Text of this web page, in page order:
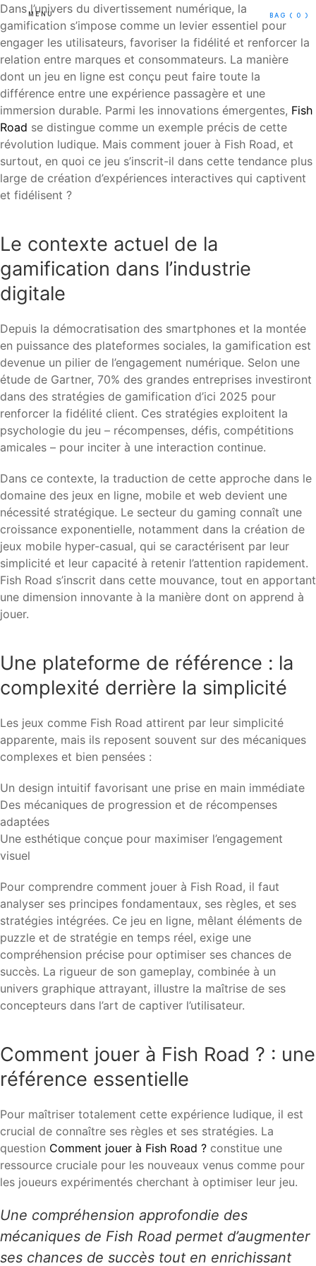
MENU BAG ( 0 )
Dans l’univers du divertissement numérique, la
gamification s’impose comme un levier essentiel pour
engager les utilisateurs, favoriser la fidélité et renforcer la
relation entre marques et consommateurs. La manière
dont un jeu en ligne est conçu peut faire toute la
différence entre une expérience passagère et une
immersion durable. Parmi les innovations émergentes, Fish
Road se distingue comme un exemple précis de cette
révolution ludique. Mais comment jouer à Fish Road, et
surtout, en quoi ce jeu s’inscrit-il dans cette tendance plus
large de création d’expériences interactives qui captivent
et fidélisent ?
Le contexte actuel de la
gamification dans l’industrie
digitale
Depuis la démocratisation des smartphones et la montée
en puissance des plateformes sociales, la gamification est
devenue un pilier de l’engagement numérique. Selon une
étude de Gartner, 70% des grandes entreprises investiront
dans des stratégies de gamification d’ici 2025 pour
renforcer la fidélité client. Ces stratégies exploitent la
psychologie du jeu – récompenses, défis, compétitions
amicales – pour inciter à une interaction continue.
Dans ce contexte, la traduction de cette approche dans le
domaine des jeux en ligne, mobile et web devient une
nécessité stratégique. Le secteur du gaming connaît une
croissance exponentielle, notamment dans la création de
jeux mobile hyper-casual, qui se caractérisent par leur
simplicité et leur capacité à retenir l’attention rapidement.
Fish Road s’inscrit dans cette mouvance, tout en apportant
une dimension innovante à la manière dont on apprend à
jouer.
Une plateforme de référence : la
complexité derrière la simplicité
Les jeux comme Fish Road attirent par leur simplicité
apparente, mais ils reposent souvent sur des mécaniques
complexes et bien pensées :
Un design intuitif favorisant une prise en main immédiate
Des mécaniques de progression et de récompenses
adaptées
Une esthétique conçue pour maximiser l’engagement
visuel
Pour comprendre comment jouer à Fish Road, il faut
analyser ses principes fondamentaux, ses règles, et ses
stratégies intégrées. Ce jeu en ligne, mêlant éléments de
puzzle et de stratégie en temps réel, exige une
compréhension précise pour optimiser ses chances de
succès. La rigueur de son gameplay, combinée à un
univers graphique attrayant, illustre la maîtrise de ses
concepteurs dans l’art de captiver l’utilisateur.
Comment jouer à Fish Road ? : une
référence essentielle
Pour maîtriser totalement cette expérience ludique, il est
crucial de connaître ses règles et ses stratégies. La
question Comment jouer à Fish Road ? constitue une
ressource cruciale pour les nouveaux venus comme pour
les joueurs expérimentés cherchant à optimiser leur jeu.
Une compréhension approfondie des
mécaniques de Fish Road permet d’augmenter
ses chances de succès tout en enrichissant